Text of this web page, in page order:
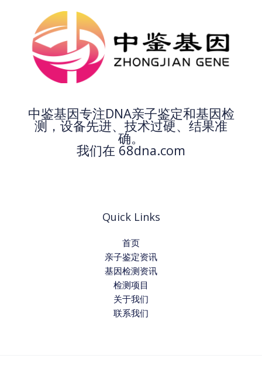
中鉴基因专注DNA亲子鉴定和基因检
测，设备先进、技术过硬、结果准
确。
我们在 68dna.com
Quick Links
首页
亲子鉴定资讯
基因检测资讯
检测项目
关于我们
联系我们